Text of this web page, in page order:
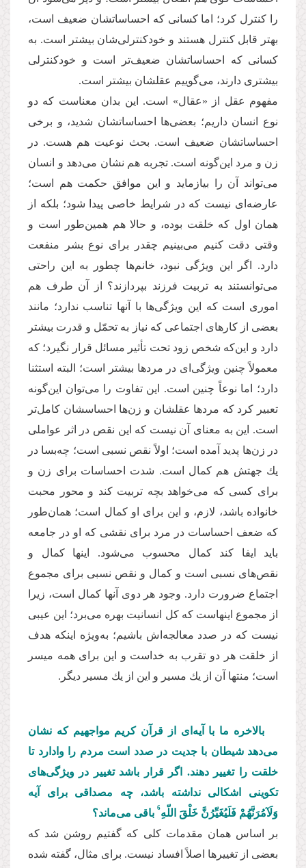
را كنترل كرد؛ اما کسانی كه احساساتشان ضعیف است،
بهتر قابل كنترل هستند و خودكنترلی‌شان بیشتر است. به
كسانی كه احساساتشان ضعیف‌تر است و خودكنترلی
بیشتری دارند، می‌گوییم عقلشان بیشتر است.
مفهوم عقل از «عقال» است. این بدان معناست كه دو
نوع انسان داریم؛ بعضی‌ها احساساتشان شدید، و برخی
احساساتشان ضعیف است. بحث نوعیت هم هست. در
زن و مرد این‌گونه است. تجربه هم نشان می‌دهد و انسان
می‌تواند آن را بیازماید و این موافق حكمت هم است؛
عارضه‌ای نیست كه در شرایط خاصی پیدا شود؛ بلکه از
همان اول كه خلقت بوده، و حالا هم همین‌طور است و
وقتی دقت کنیم می‌بینیم چقدر برای نوع بشر منفعت
دارد. اگر این ویژگی نبود، خانم‌ها چطور به این راحتی
می‌توانستند به تربیت فرزند بپردازند؟ از آن طرف هم
اموری است كه این ویژگی‌ها با آنها تناسب ندارد؛ مانند
بعضی از كارهای اجتماعی که نیاز به تحمّل و قدرت بیشتر
دارد و این‌که شخص زود تحت تأثیر مسائل قرار نگیرد؛ که
معمولاً چنین ویژگی‌ای در مردها بیشتر است؛ البته استثنا
دارد؛ اما نوعاً چنین است. این تفاوت را می‌توان این‌گونه
تعبیر كرد كه مردها عقلشان و زن‌ها احساسشان كامل‌تر
است. این به معنای آن نیست كه این نقص در اثر عواملی
در زن‌ها پدید آمده است؛ اولاً نقص نسبی است؛ چه‌بسا در
یك جهتش هم كمال است. شدت احساسات برای زن و
برای كسی كه می‌خواهد بچه تربیت كند و محور محبت
خانواده باشد، لازم، و این برای او كمال است؛ همان‌طور
که ضعف احساسات در مرد برای نقشی که او در جامعه
باید ایفا کند کمال محسوب می‌شود. اینها كمال و
نقص‌های نسبی است و كمال و نقص نسبی برای مجموع
اجتماع ضرورت دارد. وجود هر دوی آنها كمال است، زیرا
از مجموع اینهاست كه كل انسانیت بهره می‌برد؛ این عیبی
نیست كه در صدد معالجه‌اش باشیم؛ به‌ویژه اینكه هدف
از خلقت هر دو تقرب به خداست و این برای همه میسر
است؛ منتها آن از یك مسیر و این از یك مسیر دیگر.
بالاخره ما با آیه‌ای از قرآن كریم مواجهیم كه نشان
می‌دهد شیطان با جدیت در صدد است مردم را وادارد تا
خلقت را تغییر دهند. اگر قرار باشد تغییر در ویژگی‌های
تكوینی اشكالی نداشته باشد، چه مصداقی برای آیه
وَلَآمُرَنَّهُمْ فَلَیُغَیِّرُنَّ خَلْقَ اللّهِ6 باقی می‌ماند؟
بر اساس همان مقدمات كلی که گفتیم روشن شد که
بعضی از تغییرها اصلاً افساد نیست. برای مثال، گفته شده